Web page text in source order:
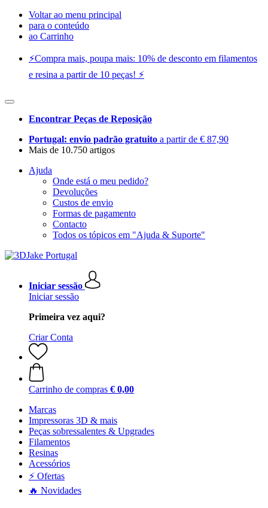
Voltar ao menu principal
para o conteúdo
ao Carrinho
⚡️Compra mais, poupa mais: 10% de desconto em filamentos
e resina a partir de 10 peças! ⚡️
Encontrar Peças de Reposição
Portugal: envio padrão gratuito a partir de € 87,90
Mais de 10.750 artigos
Ajuda
Onde está o meu pedido?
Devoluções
Custos de envio
Formas de pagamento
Contacto
Todos os tópicos em "Ajuda & Suporte"
Iniciar sessão
Iniciar sessão
Primeira vez aqui?
Criar Conta
Carrinho de compras € 0,00
Marcas
Impressoras 3D & mais
Peças sobressalentes & Upgrades
Filamentos
Resinas
Acessórios
⚡ Ofertas
🔥 Novidades